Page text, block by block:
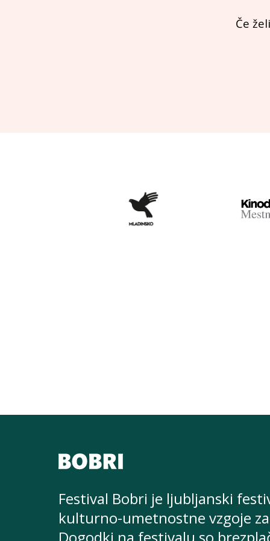
Če
Festival Bobri je ljubljanski
kulturno-umetnostne vzgoje